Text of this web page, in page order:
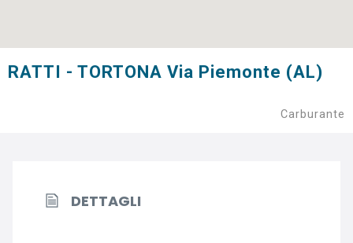
RATTI - TORTONA Via Piemonte (AL)
Carburante
DETTAGLI